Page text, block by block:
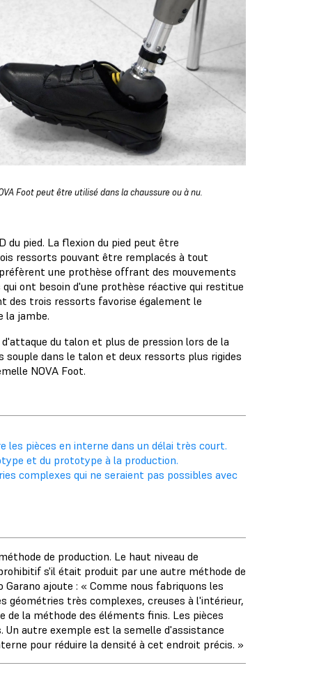
Foot peut être utilisé dans la chaussure ou à nu.
pied. La flexion du pied peut être
ressorts pouvant être remplacés à tout
une prothèse offrant des mouvements
ont besoin d'une prothèse réactive qui restitue
des trois ressorts favorise également le
la jambe.
du talon et plus de pression lors de la
dans le talon et deux ressorts plus rigides
NOVA Foot.
les pièces en interne dans un délai très court.
et du prototype à la production.
complexes qui ne seraient pas possibles avec
de production. Le haut niveau de
s'il était produit par une autre méthode de
ajoute : « Comme nous fabriquons les
géométries très complexes, creuses à l'intérieur,
la méthode des éléments finis. Les pièces
autre exemple est la semelle d'assistance
pour réduire la densité à cet endroit précis. »